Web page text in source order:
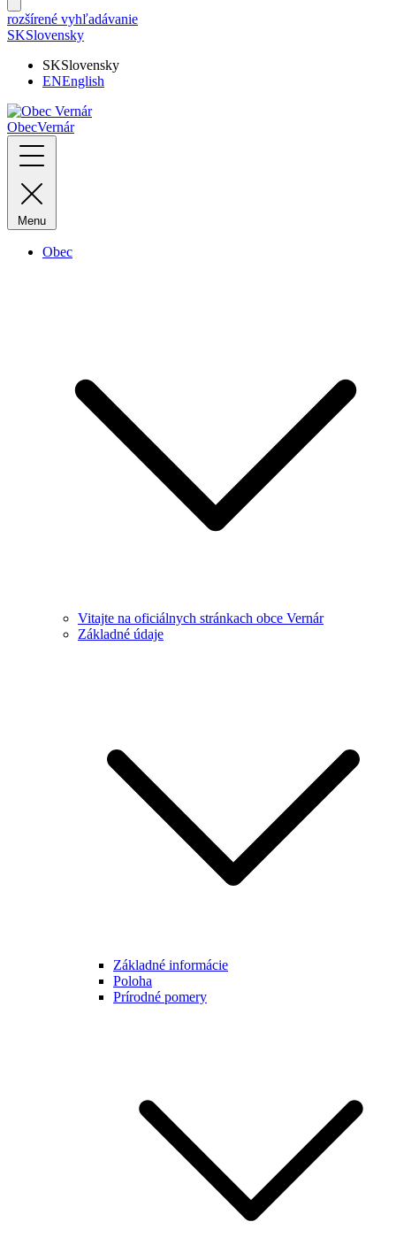
rozšírené vyhľadávanie
SKSlovensky
SKSlovensky
ENEnglish
ObecVernár
Menu
Obec
Vitajte na oficiálnych stránkach obce Vernár
Základné údaje
Základné informácie
Poloha
Prírodné pomery